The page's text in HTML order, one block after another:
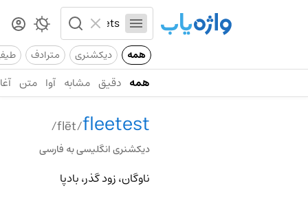
همه دیکشنری مترادف
همه دقیق مشابه آوا متن
fleetest
/flēt/
دیکشنری انگلیسی به فارسی
ناوگان، زود گذر، بادپا